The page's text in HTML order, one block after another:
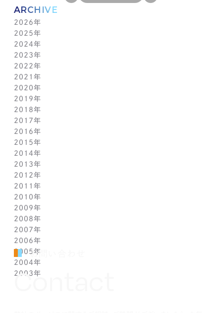
ARCHIVE
2026年
7月(1)
6月(1)
5月(1)
4月(1)
3月(1)
2月(1)
1月(1)
2025年
12月(1)
11月(1)
10月(1)
9月(1)
8月(1)
7月(1)
6月(1)
5月(1)
4月(1)
3月(1)
2月(1)
1月(2)
2024年
11月(1)
10月(1)
9月(1)
8月(1)
7月(1)
6月(1)
5月(1)
4月(1)
3月(1)
2月(1)
1月(2)
2023年
11月(1)
10月(1)
9月(1)
8月(1)
7月(1)
6月(1)
5月(1)
4月(1)
3月(1)
2月(1)
1月(2)
2022年
11月(1)
10月(1)
9月(1)
8月(1)
7月(1)
6月(1)
5月(1)
4月(1)
3月(2)
1月(2)
2021年
11月(1)
10月(1)
9月(1)
8月(1)
7月(1)
6月(1)
5月(1)
4月(1)
3月(1)
2月(1)
1月(2)
2020年
11月(2)
9月(2)
7月(1)
6月(2)
5月(2)
4月(3)
3月(2)
2月(1)
2019年
12月(2)
10月(1)
9月(2)
7月(1)
6月(2)
4月(1)
3月(1)
2月(1)
1月(1)
2018年
12月(1)
11月(1)
10月(1)
9月(2)
8月(1)
7月(1)
5月(1)
4月(1)
3月(1)
2月(1)
1月(1)
2017年
12月(1)
11月(1)
10月(1)
9月(1)
8月(1)
7月(1)
6月(1)
5月(1)
4月(1)
3月(1)
2月(1)
1月(1)
2016年
12月(1)
11月(1)
10月(1)
9月(1)
8月(1)
7月(1)
6月(1)
5月(1)
4月(1)
3月(1)
2月(1)
1月(1)
2015年
12月(1)
11月(1)
10月(1)
9月(1)
8月(1)
7月(1)
6月(1)
5月(1)
4月(1)
3月(1)
2月(1)
1月(1)
2014年
12月(1)
11月(1)
10月(1)
9月(1)
8月(1)
7月(1)
6月(1)
5月(1)
4月(1)
3月(1)
2月(1)
2013年
12月(1)
11月(1)
10月(1)
9月(1)
8月(1)
7月(1)
6月(1)
5月(1)
4月(1)
3月(1)
2012年
12月(1)
11月(1)
10月(1)
9月(1)
8月(1)
7月(1)
6月(1)
5月(1)
4月(1)
2011年
12月(1)
11月(1)
10月(1)
9月(1)
8月(1)
7月(1)
6月(1)
5月(1)
2010年
12月(1)
11月(1)
10月(1)
9月(1)
8月(1)
7月(1)
6月(1)
2009年
12月(1)
11月(1)
10月(1)
9月(1)
8月(1)
7月(1)
2008年
12月(1)
11月(1)
10月(1)
9月(1)
8月(1)
2007年
12月(1)
11月(1)
10月(1)
9月(1)
2006年
12月(1)
11月(1)
10月(1)
2005年
12月(1)
11月(1)
2004年
12月(1)
2003年
お問い合わせ
Contact